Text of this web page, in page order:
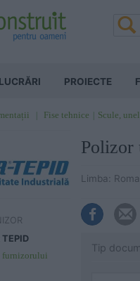
LUCRĂRI PROIECTE
Fise tehnice Scule,
TEPID
furnizorului
Polizor
Limba:
Tip